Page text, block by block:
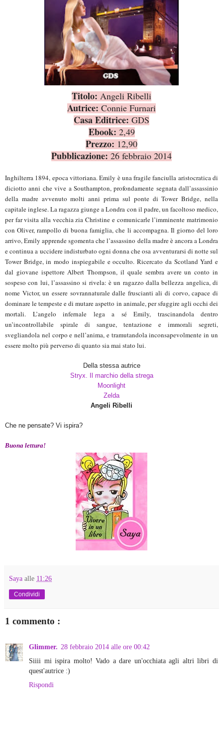
Titolo:Angeli Ribelli
Autrice: Connie Furnari
Casa Editrice: GDS
Ebook: 2,49
Prezzo: 12,90
Pubblicazione:26 febbraio 2014
Inghilterra 1894, epoca vittoriana. Emily è una fragile fanciulla aristocratica di
diciotto anni che vive a Southampton, profondamente segnata dall’assassinio
della madre avvenuto molti anni prima sul ponte di Tower Bridge, nella
capitale inglese. La ragazza giunge a Londra con il padre, un facoltoso medico,
per far visita alla vecchia zia Christine e comunicarle l’imminente matrimonio
con Oliver, rampollo di buona famiglia, che li accompagna. Il giorno del loro
arrivo, Emily apprende sgomenta che l’assassino della madre è ancora a Londra
e continua a uccidere indisturbato ogni donna che osa avventurarsi di notte sul
Tower Bridge, in modo inspiegabile e occulto. Ricercato da Scotland Yard e
dal giovane ispettore Albert Thompson, il quale sembra avere un conto in
sospeso con lui, l’assassino si rivela: è un ragazzo dalla bellezza angelica, di
nome Victor, un essere sovrannaturale dalle fruscianti ali di corvo, capace di
dominare le tempeste e di mutare aspetto in animale, per sfuggire agli occhi dei
mortali. L’angelo infernale lega a sé Emily, trascinandola dentro
un’incontrollabile spirale di sangue, tentazione e immorali segreti,
svegliandola nel corpo e nell’anima, e tramutandola inconsapevolmente in un
essere molto più perverso di quanto sia mai stato lui.
Della stessa autrice
Stryx. Il marchio della strega
Moonlight
Zelda
Angeli Ribelli
Che ne pensate? Vi ispira?
Buona lettura!
Saya alle 11:26
Condividi
1 commento :
Glimmer. 28 febbraio 2014 alle ore 00:42
Siiii mi ispira molto! Vado a dare un'occhiata agli altri libri di
quest'autrice :)
Rispondi